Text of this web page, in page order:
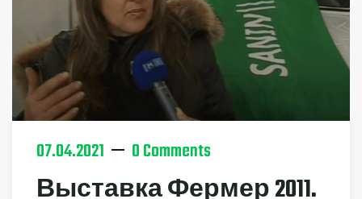
07.04.2021 0 Comments
Выставка Фермер 2011.